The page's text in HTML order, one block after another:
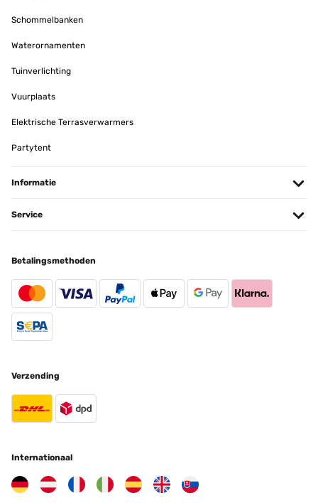
Schommelbanken
Waterornamenten
Tuinverlichting
Vuurplaats
Elektrische Terrasverwarmers
Partytent
Informatie
Service
Betalingsmethoden
Verzending
Internationaal